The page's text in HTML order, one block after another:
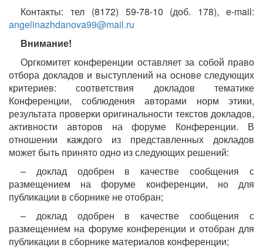
Контакты: тел (8172) 59-78-10 (доб. 178), e-mail:
angelinazhdanova99@mail.ru
Внимание!
Оргкомитет конференции оставляет за собой право
отбора докладов и выступлений на основе следующих
критериев: соответствия докладов тематике
Конференции, соблюдения авторами норм этики,
результата проверки оригинальности текстов докладов,
активности авторов на форуме Конференции. В
отношении каждого из представленных докладов
может быть принято одно из следующих решений:
– доклад одобрен в качестве сообщения с
размещением на форуме конференции, но для
публикации в сборнике не отобран;
– доклад одобрен в качестве сообщения с
размещением на форуме конференции и отобран для
публикации в сборнике материалов конференции;